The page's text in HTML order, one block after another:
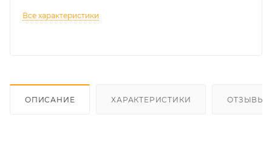
Все характеристики
ОПИСАНИЕ ХАРАКТЕРИСТИКИ ОТЗЫВЫ